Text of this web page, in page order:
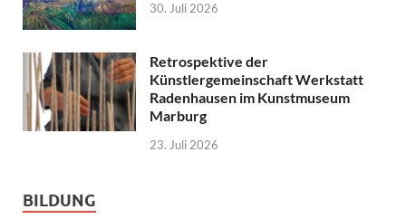
30. Juli 2026
Retrospektive der
Künstlergemeinschaft Werkstatt
Radenhausen im Kunstmuseum
Marburg
23. Juli 2026
BILDUNG